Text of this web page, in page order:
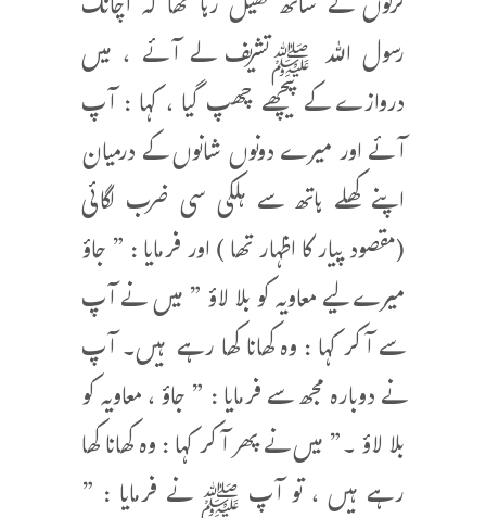
رسول الله ﷺتشریف لے آئے ، میں
دروازے کے پیچھے چھپ گیا ، کہا : آپ
آئے اور میرے دونوں شانوں کے درمیان
اپنے کھلے ہاتھ سے ہلکی سی ضرب لگائی
(مقصود پیار کا اظہار تھا ) اور فرمایا : ” جاؤ
میرے لیے معاویہ کو بلا لاؤ ” میں نے آپ
سے آ کر کہا : وہ کھانا کھا رہے ہیں۔ آپ
نے دوبارہ مجھ سے فرمایا : ” جاؤ ، معاویہ کو
بلا لاؤ ۔” میں نے پھر آ کر کہا : وہ کھانا کھا
رہے ہیں ، تو آپ ﷺ نے فرمایا : ”